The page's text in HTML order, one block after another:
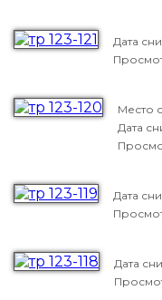
Дата
Место
Дата
Дата
Дата